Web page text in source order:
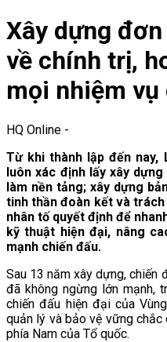
Xây dựng
về chính trị,
mọi nhiệm
HQ Online -
Từ khi thành lập đến nay,
luôn xác định lấy xây
làm nền tảng; xây dựng
tinh thần đoàn kết và trách
nhân tố quyết định để
kỹ thuật hiện đại, nâng
mạnh chiến đấu.
Sau 13 năm xây dựng, chiến
đã không ngừng lớn mạnh,
chiến đấu hiện đại của
quản lý và bảo vệ vững
phía Nam của Tổ quốc.